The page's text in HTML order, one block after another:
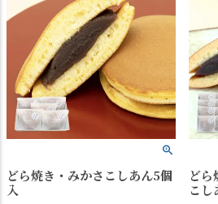
どら焼き・みかさこしあん5個
入
どら
こし